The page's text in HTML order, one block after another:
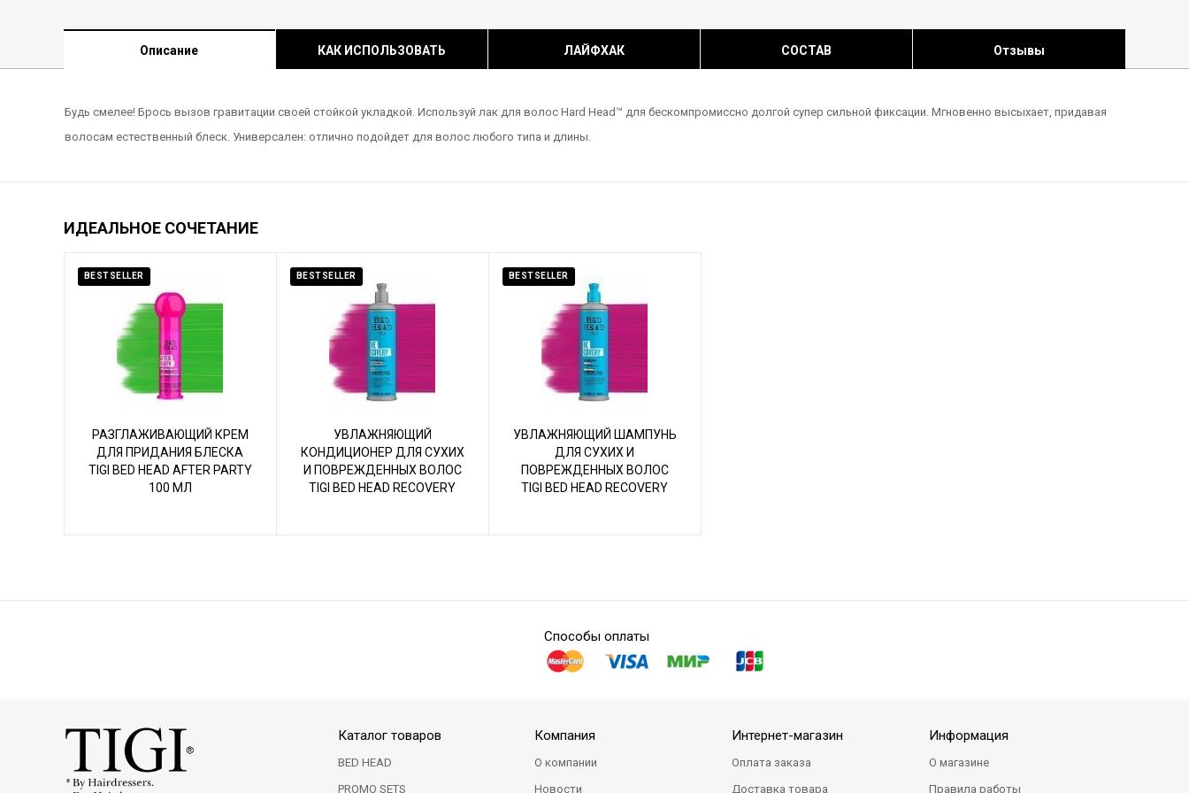
Описание КАК ИСПОЛЬЗОВАТЬ ЛАЙФХАК СОСТАВ Отзывы
Будь смелее! Брось вызов гравитации своей стойкой укладкой. Используй лак для волос Hard Head™ для бескомпромиссно долгой супер сильной фиксации. Мгновенно высыхает, придавая
волосам естественный блеск. Универсален: отлично подойдет для волос любого типа и длины.
ИДЕАЛЬНОЕ СОЧЕТАНИЕ
BESTSELLER
РАЗГЛАЖИВАЮЩИЙ КРЕМ
ДЛЯ ПРИДАНИЯ БЛЕСКА
TIGI BED HEAD AFTER PARTY
100 МЛ
BESTSELLER
УВЛАЖНЯЮЩИЙ
КОНДИЦИОНЕР ДЛЯ СУХИХ
И ПОВРЕЖДЕННЫХ ВОЛОС
TIGI BED HEAD RECOVERY
BESTSELLER
УВЛАЖНЯЮЩИЙ ШАМПУНЬ
ДЛЯ СУХИХ И
ПОВРЕЖДЕННЫХ ВОЛОС
TIGI BED HEAD RECOVERY
Способы оплаты
Каталог товаров
BED HEAD
PROMO SETS
Компания
О компании
Новости
Интернет-магазин
Оплата заказа
Доставка товара
Информация
О магазине
Правила работы